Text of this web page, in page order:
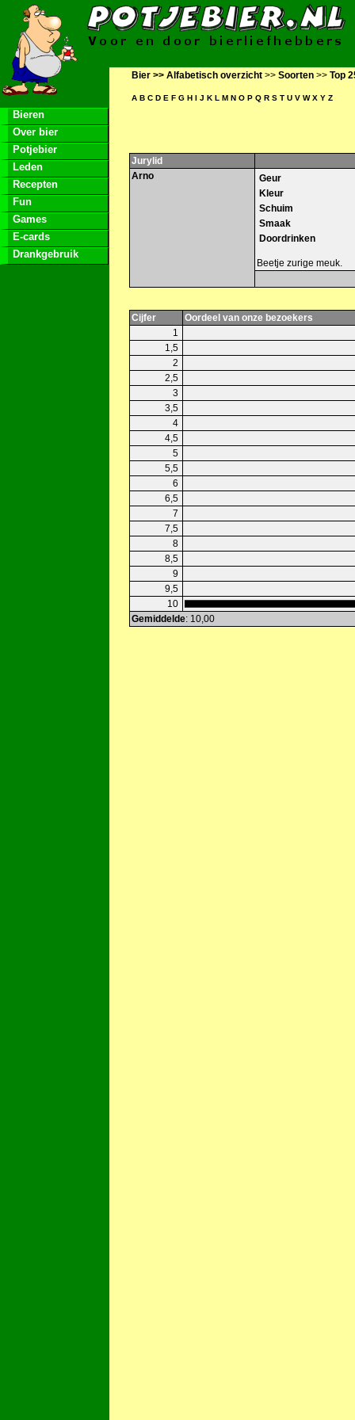
Bieren
Over bier
Potjebier
Leden
Recepten
Fun
Games
E-cards
Drankgebruik
Bier >> Alfabetisch overzicht >> Soorten >> Top
A B C D E F G H I J K L M N O P Q R S T U V W X Y Z
Jurylid
Arno
Geur
Kleur
Schuim
Smaak
Doordrinken
Beetje zurige meuk.
Cijfer
Oordeel van onze bezoekers
1
1,5
2
2,5
3
3,5
4
4,5
5
5,5
6
6,5
7
7,5
8
8,5
9
9,5
10
Gemiddelde: 10,00